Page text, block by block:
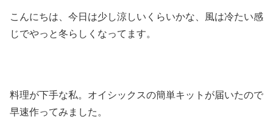
こんにちは、今日は少し涼しいくらいかな、風は冷たい感
じでやっと冬らしくなってます。
料理が下手な私。オイシックスの簡単キットが届いたので
早速作ってみました。